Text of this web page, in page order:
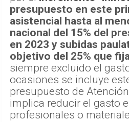
presupuesto en este
asistencial hasta al
nacional del 15% del
en 2023 y subidas
objetivo del 25% que
siempre excluido el
ocasiones se incluye
presupuesto de
implica reducir el gasto
profesionales o